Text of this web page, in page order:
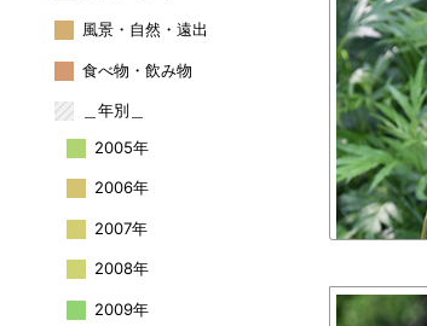
風景・自然・遠出
食べ物・飲み物
＿年別＿
2005年
2006年
2007年
2008年
2009年